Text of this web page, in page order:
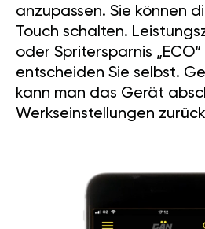
anzupassen. Sie können
Touch schalten.
oder Spritersparnis
entscheiden Sie selbst.
kann man das Gerät
Werkseinstellungen